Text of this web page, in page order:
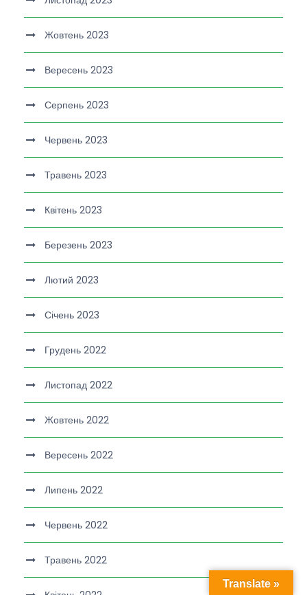
Жовтень 2023
Вересень 2023
Серпень 2023
Червень 2023
Травень 2023
Квітень 2023
Березень 2023
Лютий 2023
Січень 2023
Грудень 2022
Листопад 2022
Жовтень 2022
Вересень 2022
Липень 2022
Червень 2022
Травень 2022
Translate »